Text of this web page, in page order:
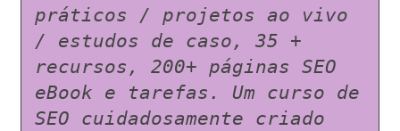
práticos / projetos ao vivo
/ estudos de caso, 35 +
recursos, 200+ páginas SEO
eBook e tarefas. Um curso de
SEO cuidadosamente criado